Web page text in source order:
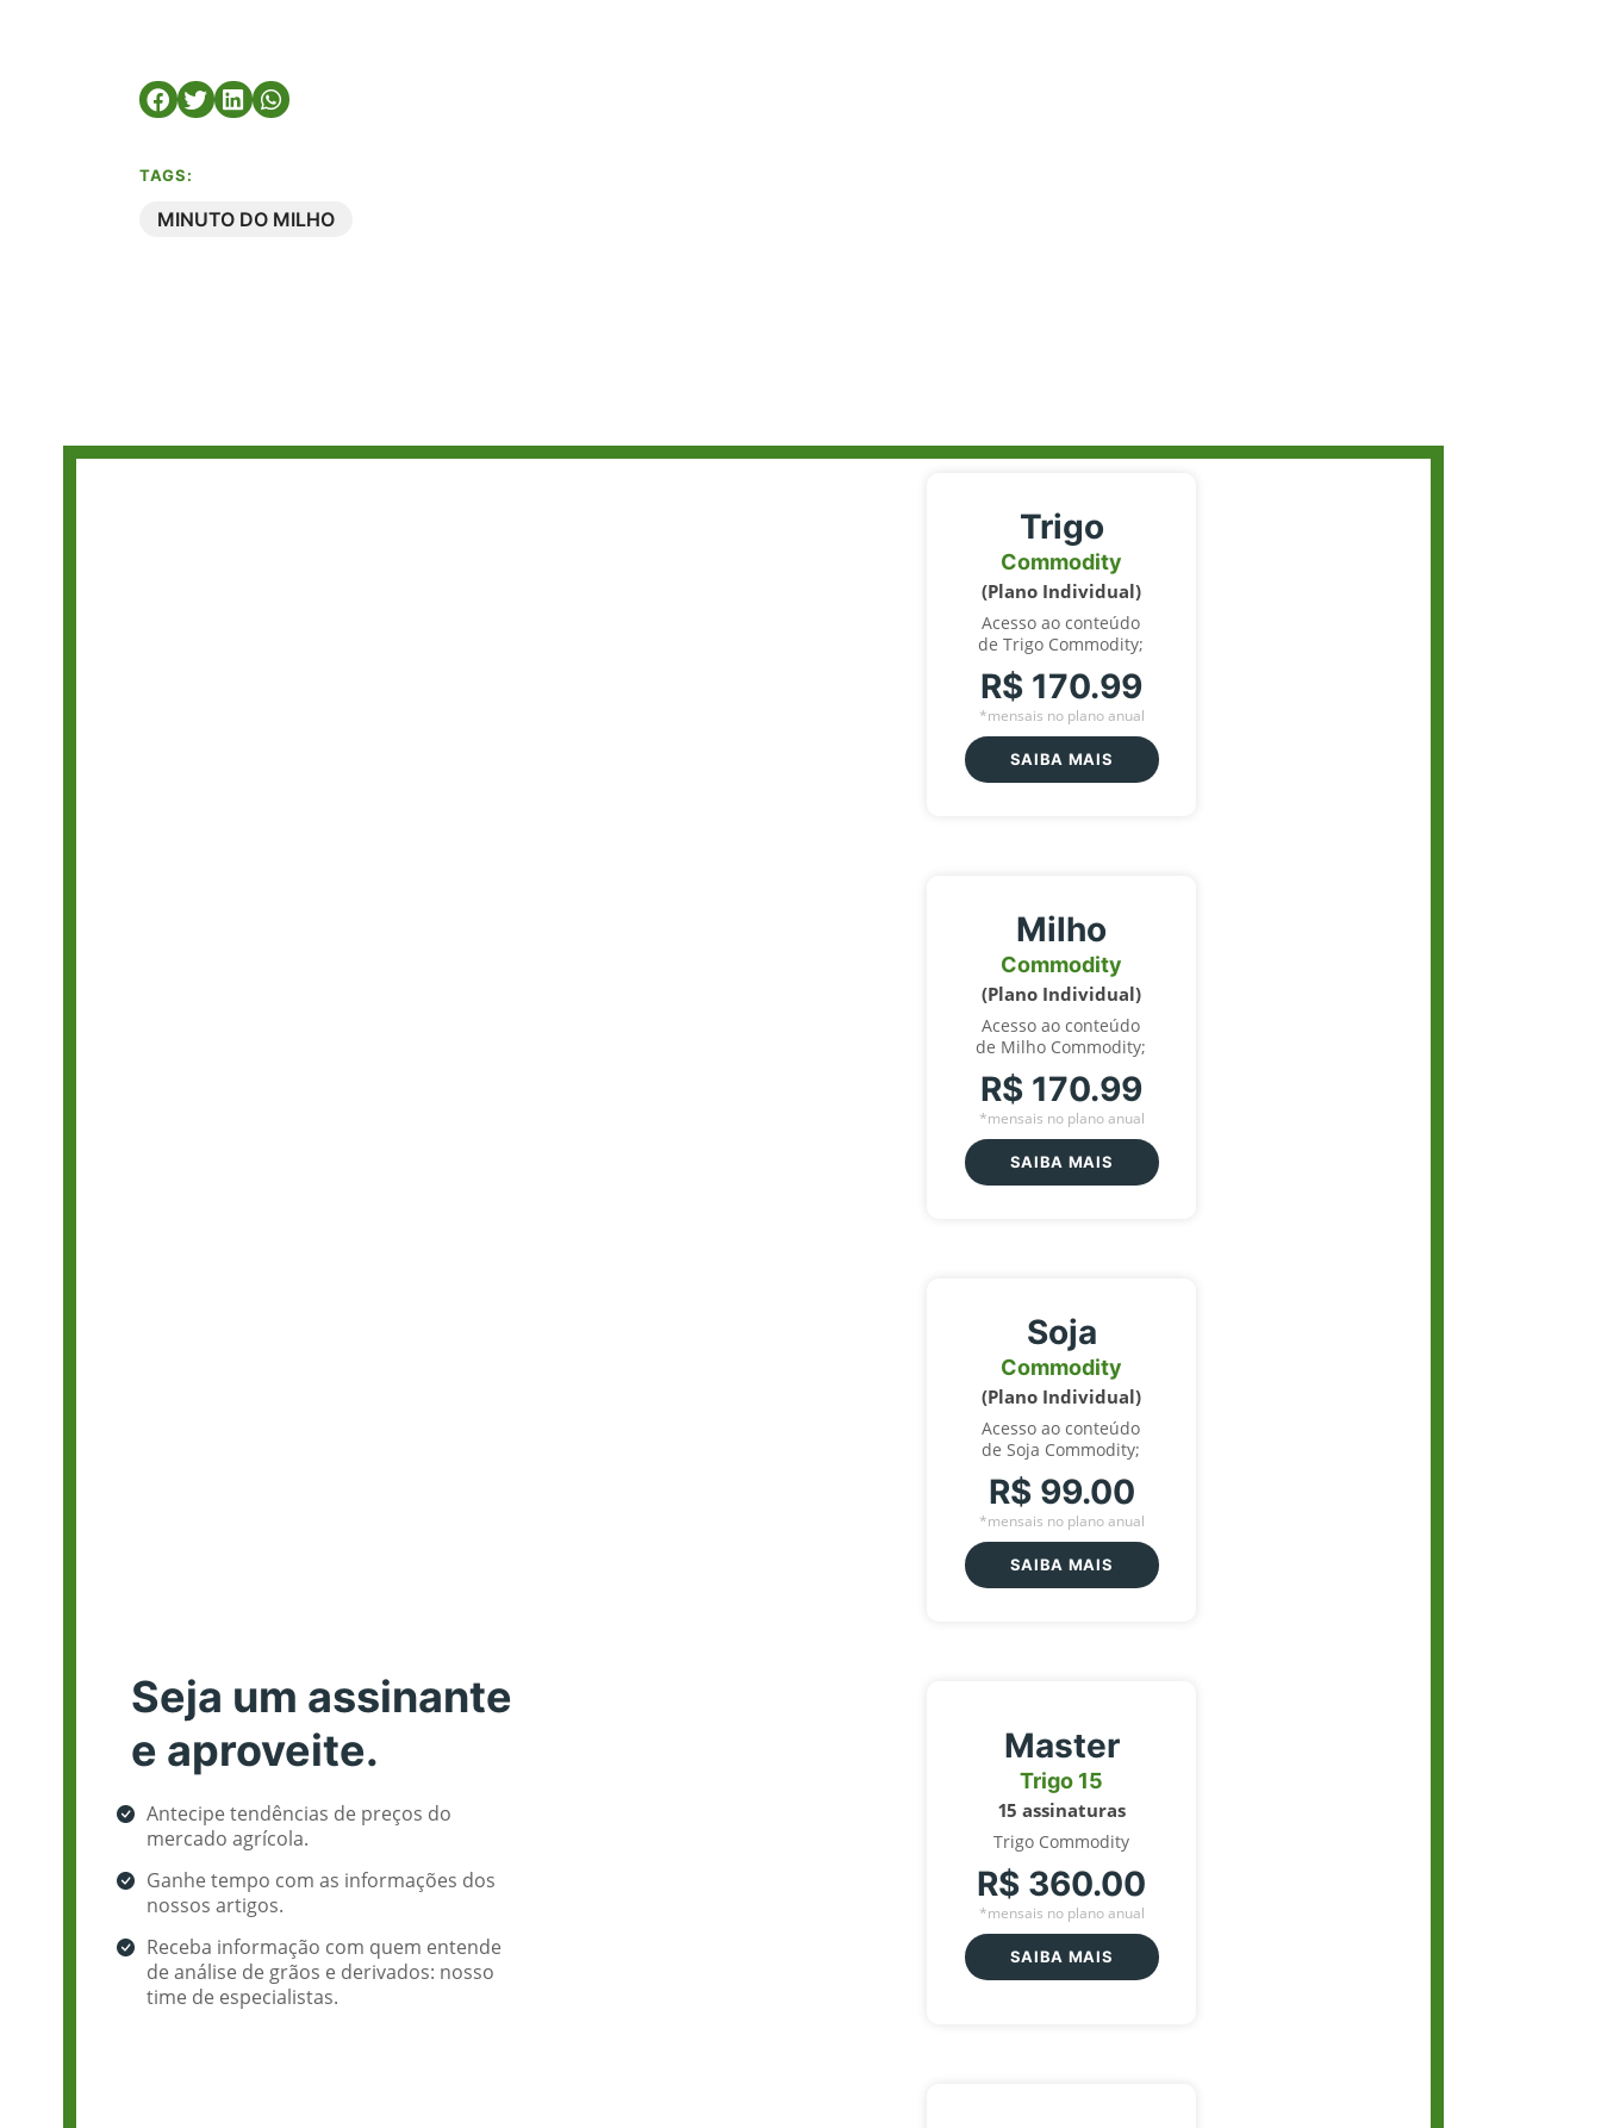
TAGS:
MINUTO DO MILHO
Seja um assinante
e aproveite.
Antecipe tendências de preços do
mercado agrícola.
Ganhe tempo com as informações dos
nossos artigos.
Receba informação com quem entende
de análise de grãos e derivados: nosso
time de especialistas.
Trigo
Commodity
(Plano Individual)
Acesso ao conteúdo
de Trigo Commodity;
R$ 170.99
*mensais no plano anual
SAIBA MAIS
Milho
Commodity
(Plano Individual)
Acesso ao conteúdo
de Milho Commodity;
R$ 170.99
*mensais no plano anual
SAIBA MAIS
Soja
Commodity
(Plano Individual)
Acesso ao conteúdo
de Soja Commodity;
R$ 99.00
*mensais no plano anual
SAIBA MAIS
Master
Trigo 15
15 assinaturas
Trigo Commodity
R$ 360.00
*mensais no plano anual
SAIBA MAIS